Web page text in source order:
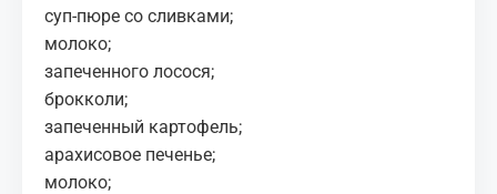
суп-пюре со сливками;
молоко;
запеченного лосося;
брокколи;
запеченный картофель;
арахисовое печенье;
молоко;